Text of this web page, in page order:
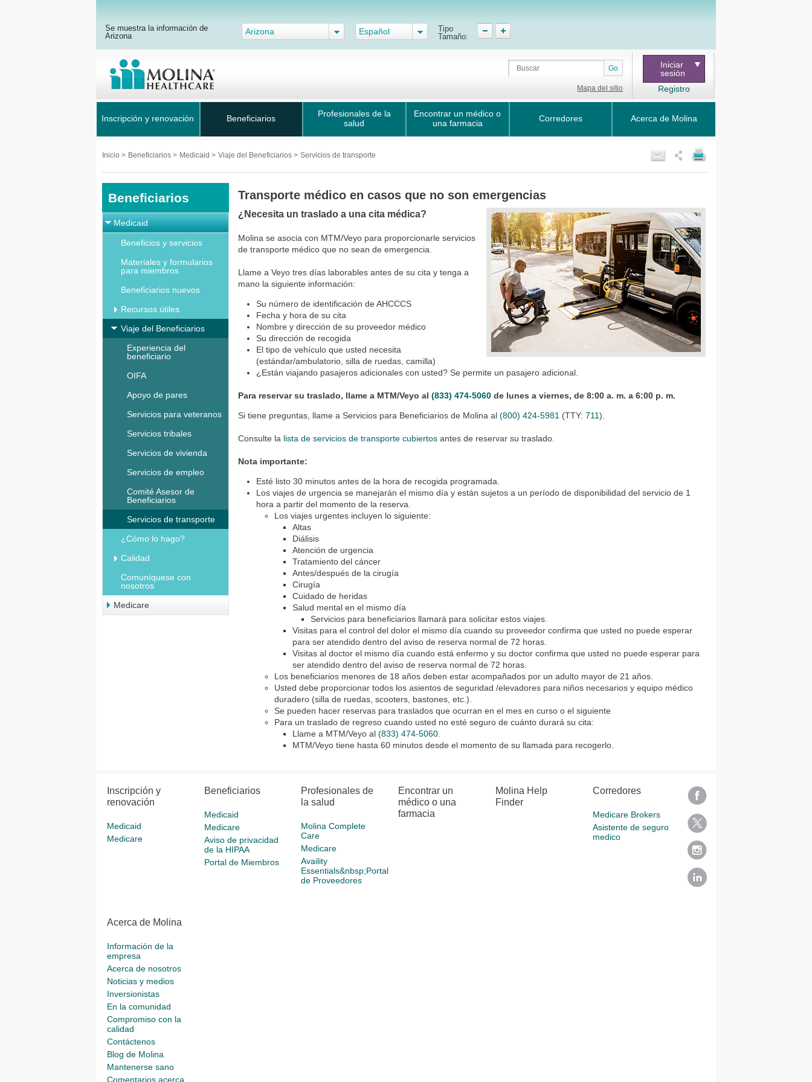
Se muestra la información de
Arizona
Arizona Español
Tipo
Tamaño:
Go
Mapa del sitio
Iniciar
sesión
Registro
Inscripción y renovación Beneficiarios
Profesionales de la
salud
Encontrar un médico o
una farmacia
Corredores Acerca de Molina
Inicio > Beneficiarios > Medicaid > Viaje del Beneficiarios > Servicios de transporte
Beneficiarios
Medicaid
Beneficios y servicios
Materiales y formularios
para miembros
Beneficiarios nuevos
Recursos útiles
Viaje del Beneficiarios
Experiencia del
beneficiario
OIFA
Apoyo de pares
Servicios para veteranos
Servicios tribales
Servicios de vivienda
Servicios de empleo
Comité Asesor de
Beneficiarios
Servicios de transporte
¿Cómo lo hago?
Calidad
Comuníquese con
nosotros
Medicare
Transporte médico en casos que no son emergencias
¿Necesita un traslado a una cita médica?
Molina se asocia con MTM/Veyo para proporcionarle servicios
de transporte médico que no sean de emergencia.
Llame a Veyo tres días laborables antes de su cita y tenga a
mano la siguiente información:
Su número de identificación de AHCCCS
Fecha y hora de su cita
Nombre y dirección de su proveedor médico
Su dirección de recogida
El tipo de vehículo que usted necesita
(estándar/ambulatorio, silla de ruedas, camilla)
¿Están viajando pasajeros adicionales con usted? Se permite un pasajero adicional.
Para reservar su traslado, llame a MTM/Veyo al(833) 474-5060 de lunes a viernes, de 8:00 a. m. a 6:00 p. m.
Si tiene preguntas, llame a Servicios para Beneficiarios de Molina al(800) 424-5981 (TTY:711).
Consulte la lista de servicios de transporte cubiertos antes de reservar su traslado.
Nota importante:
Esté listo 30 minutos antes de la hora de recogida programada.
Los viajes de urgencia se manejarán el mismo día y están sujetos a un período de disponibilidad del servicio de 1
hora a partir del momento de la reserva.
Los viajes urgentes incluyen lo siguiente:
Altas
Diálisis
Atención de urgencia
Tratamiento del cáncer
Antes/después de la cirugía
Cirugía
Cuidado de heridas
Salud mental en el mismo día
Servicios para beneficiarios llamará para solicitar estos viajes.
Visitas para el control del dolor el mismo día cuando su proveedor confirma que usted no puede esperar
para ser atendido dentro del aviso de reserva normal de 72 horas.
Visitas al doctor el mismo día cuando está enfermo y su doctor confirma que usted no puede esperar para
ser atendido dentro del aviso de reserva normal de 72 horas.
Los beneficiarios menores de 18 años deben estar acompañados por un adulto mayor de 21 años.
Usted debe proporcionar todos los asientos de seguridad /elevadores para niños necesarios y equipo médico
duradero (silla de ruedas, scooters, bastones, etc.).
Se pueden hacer reservas para traslados que ocurran en el mes en curso o el siguiente
Para un traslado de regreso cuando usted no esté seguro de cuánto durará su cita:
Llame a MTM/Veyo al(833) 474-5060
MTM/Veyo tiene hasta 60 minutos desde el momento de su llamada para recogerlo.
Inscripción y
renovación
Medicaid
Medicare
Beneficiarios
Medicaid
Medicare
Aviso de privacidad
de la HIPAA
Portal de Miembros
Profesionales de
la salud
Molina Complete
Care
Medicare
Availity
Essentials&nbsp;Portal
de Proveedores
Encontrar un
médico o una
farmacia
Molina Help
Finder
Corredores
Medicare Brokers
Asistente de seguro
medico
Acerca de Molina
Información de la
empresa
Acerca de nosotros
Noticias y medios
Inversionistas
En la comunidad
Compromiso con la
calidad
Contáctenos
Blog de Molina
Mantenerse sano
Comentarios acerca